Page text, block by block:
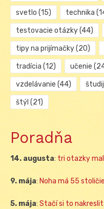
svetlo (15) technika
testovacie otázky(44)
tipy na prijímačky(20)
tradícia (12) učenie
vzdelávanie (44)
štýl (21)
Poradňa
14. augusta: tri otazky
9. mája: Noha má 55
5. mája: Stačí si to